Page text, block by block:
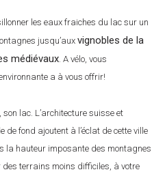
les eaux fraiches du lac sur un
jusqu’aux vignobles de la
médiévaux . A vélo, vous
a à vous offrir!
son lac. L’architecture suisse et
de fond ajoutent à l’éclat de cette ville
la hauteur imposante des montagnes
terrains moins difficiles, à votre